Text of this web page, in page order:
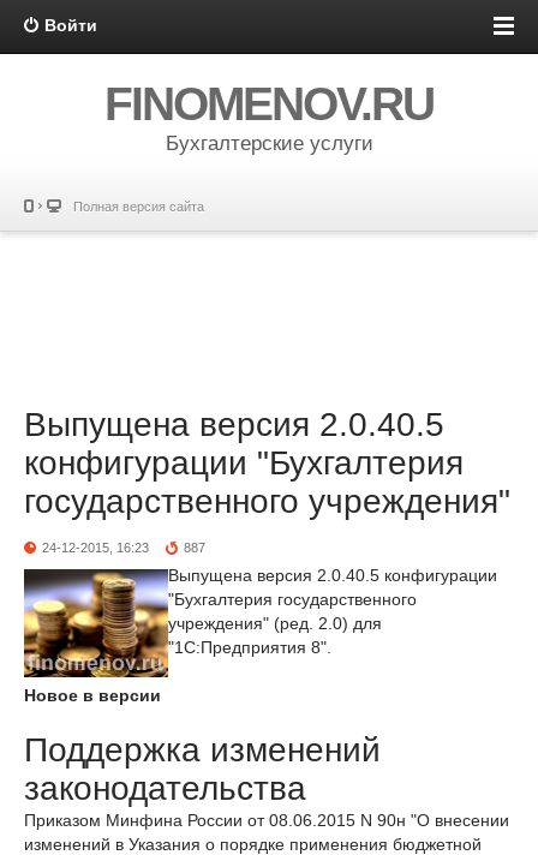
Войти
FINOMENOV.RU
Бухгалтерские услуги
Полная версия сайта
Выпущена версия 2.0.40.5
конфигурации "Бухгалтерия
государственного учреждения"
24-12-2015, 16:23 887
Выпущена версия 2.0.40.5 конфигурации
"Бухгалтерия государственного
учреждения" (ред. 2.0) для
"1С:Предприятия 8".
Новое в версии
Поддержка изменений
законодательства
Приказом Минфина России от 08.06.2015 N 90н "О внесении
изменений в Указания о порядке применения бюджетной